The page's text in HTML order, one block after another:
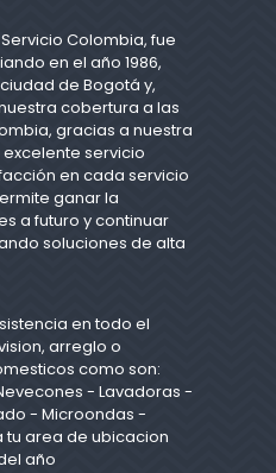
Colombia, fue
en el año 1986,
de Bogotá y,
cobertura a las
gracias a nuestra
servicio
en cada servicio
ganar la
a futuro y continuar
soluciones de alta
en todo el
arreglo o
como son:
- Lavadoras -
- Microondas -
tu area de ubicacion
año